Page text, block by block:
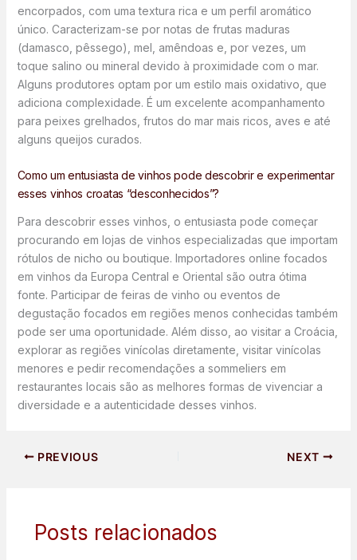
encorpados, com uma textura rica e um perfil aromático
único. Caracterizam-se por notas de frutas maduras
(damasco, pêssego), mel, amêndoas e, por vezes, um
toque salino ou mineral devido à proximidade com o mar.
Alguns produtores optam por um estilo mais oxidativo, que
adiciona complexidade. É um excelente acompanhamento
para peixes grelhados, frutos do mar mais ricos, aves e até
alguns queijos curados.
Como um entusiasta de vinhos pode descobrir e experimentar
esses vinhos croatas “desconhecidos”?
Para descobrir esses vinhos, o entusiasta pode começar
procurando em lojas de vinhos especializadas que importam
rótulos de nicho ou boutique. Importadores online focados
em vinhos da Europa Central e Oriental são outra ótima
fonte. Participar de feiras de vinho ou eventos de
degustação focados em regiões menos conhecidas também
pode ser uma oportunidade. Além disso, ao visitar a Croácia,
explorar as regiões vinícolas diretamente, visitar vinícolas
menores e pedir recomendações a sommeliers em
restaurantes locais são as melhores formas de vivenciar a
diversidade e a autenticidade desses vinhos.
PREVIOUS NEXT
Posts relacionados